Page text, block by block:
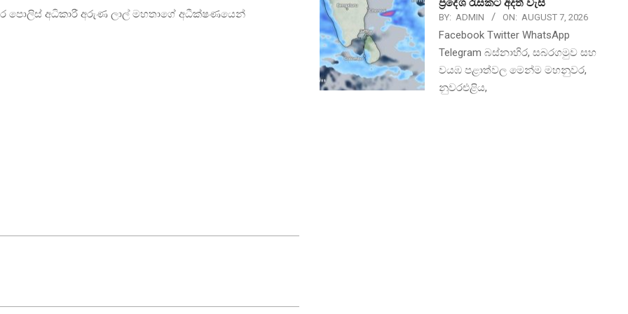
පොලිස් අධිකාරී අරුණ ලාල් මහතාගේ අධීක්ෂණයෙන්
ප්‍රදේශ රැසකට අදත් වැසි
BY: ADMIN ON: AUGUST 7, 2026
Facebook Twitter WhatsApp
Telegram බස්නාහිර, සබරගමුව සහ
වයඹ පළාත්වල මෙන්ම මහනුවර,
නුවරඑළිය,